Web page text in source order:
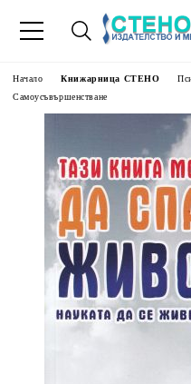
Начало Книжарница СТЕНО
Самоусъвършенстване